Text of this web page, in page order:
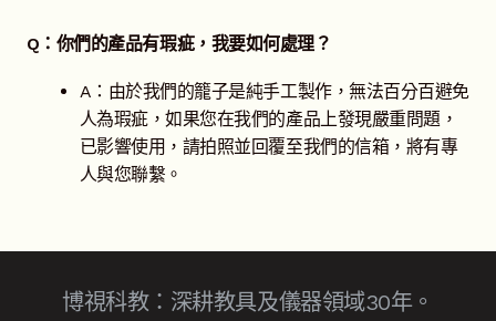
Q：你們的產品有瑕疵，我要如何處理？
A：由於我們的籠子是純手工製作，無法百分百避免
人為瑕疵，如果您在我們的產品上發現嚴重問題，
已影響使用，請拍照並回覆至我們的信箱，將有專
人與您聯繫。
博視科教：深耕教具及儀器領域30年。